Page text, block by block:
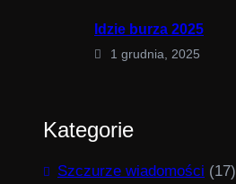
Idzie burza 2025
1 grudnia, 2025
Kategorie
Szczurze wiadomości (17)